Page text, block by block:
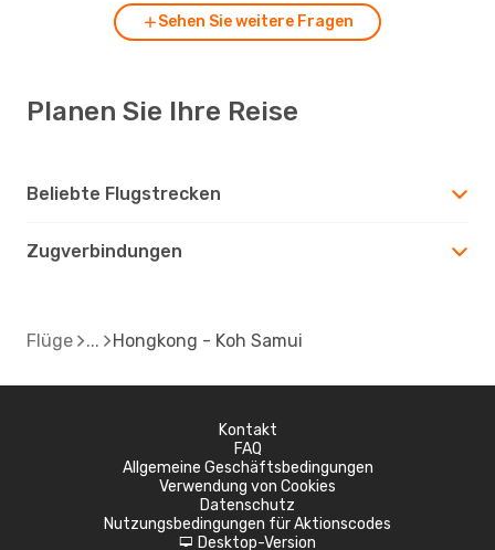
Sehen Sie weitere Fragen
Planen Sie Ihre Reise
Beliebte Flugstrecken
Zugverbindungen
Flüge Hongkong - Koh Samui
Kontakt
FAQ
Allgemeine Geschäftsbedingungen
Verwendung von Cookies
Datenschutz
Nutzungsbedingungen für Aktionscodes
d Desktop-Version